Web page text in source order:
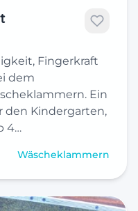
Fingerkraft
dem
Ein
den Kindergarten,
4…
Wäscheklammern